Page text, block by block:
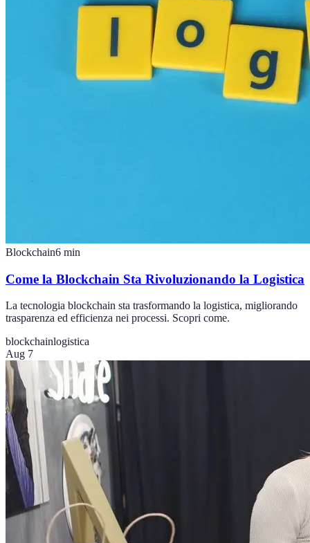
Blockchain6 min
Come la Blockchain Sta Rivoluzionando la Logistica
La tecnologia blockchain sta trasformando la logistica, migliorando
trasparenza ed efficienza nei processi. Scopri come.
blockchainlogistica
Aug 7